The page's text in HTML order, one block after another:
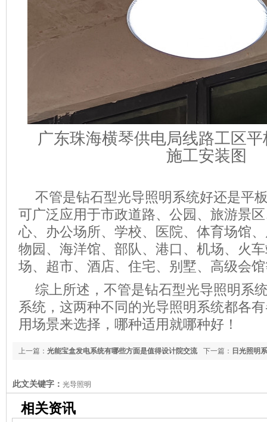
广东珠海横琴供电局线路工区
施工安装图
不管是钻石型光导照明系统好还是平
可广泛应用于市政道路、公园、旅游景
心、办公场所、学校、医院、体育场馆
物园、海洋馆、部队、港口、机场、火
场、超市、酒店、住宅、别墅、高级会
综上所述，不管是钻石型光导照明系
系统 ，这两种不同的光导照明系统都各
用场景来选择，哪种适用就哪种好！
下一篇： 日光照明
上一篇： 光能宝盒发电系统有哪些方面是值得设计院交流
此文关键字： 光导照明
相关资讯